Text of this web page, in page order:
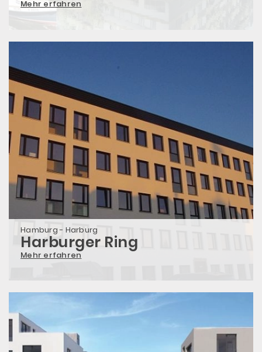
Mehr erfahren
Hamburg - Harburg
Harburger Ring
Mehr erfahren